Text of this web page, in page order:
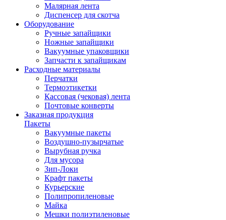
Малярная лента
Диспенсер для скотча
Оборудование
Ручные запайщики
Ножные запайщики
Вакуумные упаковщики
Запчасти к запайщикам
Расходные материалы
Перчатки
Термоэтикетки
Кассовая (чековая) лента
Почтовые конверты
Заказная продукция
Пакеты
Вакуумные пакеты
Воздушно-пузырчатые
Вырубная ручка
Для мусора
Зип-Локи
Крафт пакеты
Курьерские
Полипропиленовые
Майка
Мешки полиэтиленовые